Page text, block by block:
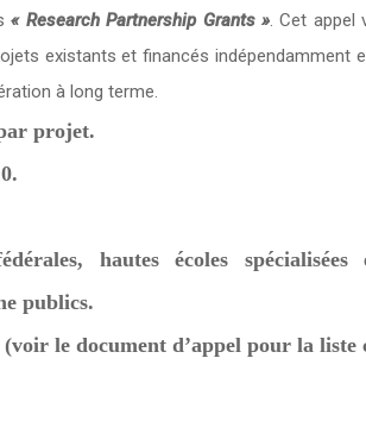
« Research Partnership Grants ». Cet appel
existants et financés indépendamment
à long terme.
projet.
hautes écoles spécialisées
publics.
le document d’appel pour la liste